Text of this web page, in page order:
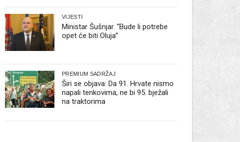
VIJESTI
Ministar Šušnjar. “Bude li potrebe
opet će biti Oluja”
PREMIUM SADRŽAJ
Širi se objava: Da 91. Hrvate nismo
napali tenkovima, ne bi 95. bježali
na traktorima